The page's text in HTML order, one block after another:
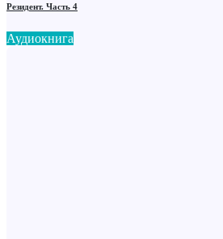
Резидент. Часть 4
Аудиокнига